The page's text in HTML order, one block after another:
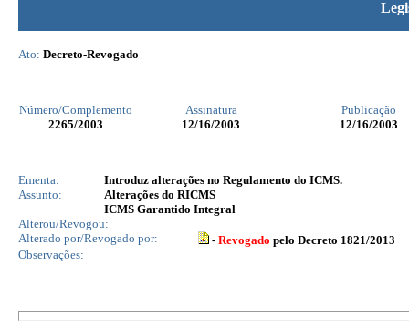
Ato: Decreto-Revogado
Número/Complemento Assinatura
Publicação
2265/2003 12/16/2003 12/16/2003
Ementa:
Introduz alterações no Regulamento do ICMS.
Assunto:
Alterações do RICMS
ICMS Garantido Integral
Alterou/Revogou:
Alterado por/Revogado por:
- Revogado pelo Decreto 1821/2013
Observações: